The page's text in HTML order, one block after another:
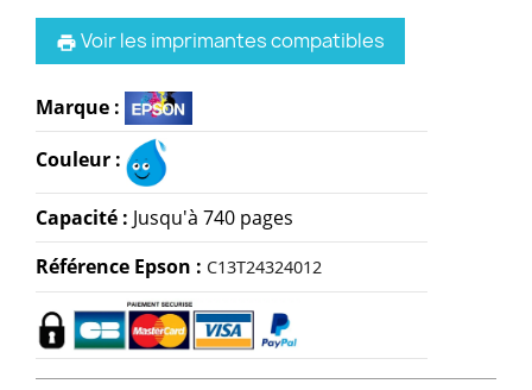
print Voir les imprimantes compatibles
Marque :
Couleur :
Capacité : Jusqu'à 740 pages
Référence Epson : C13T24324012